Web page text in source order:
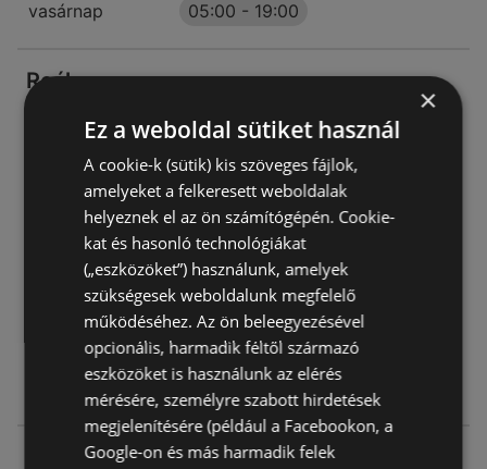
vasárnap
05:00 - 19:00
Reál
2376 Örkény
AJÁNLATOK:
AKCIÓS ÚJSÁGOK:
0
TÁVOLSÁG:
225,85 km
hétfő - péntek
05:30-20:00
szombat
06:00-15:00
06:00- 12:00
×
Ez a weboldal sütiket használ
A cookie-k (sütik) kis szöveges fájlok,
amelyeket a felkeresett weboldalak
helyeznek el az ön számítógépén. Cookie-
kat és hasonló technológiákat
(„eszközöket”) használunk, amelyek
szükségesek weboldalunk megfelelő
működéséhez. Az ön beleegyezésével
opcionális, harmadik féltől származó
eszközöket is használunk az elérés
mérésére, személyre szabott hirdetések
megjelenítésére (például a Facebookon, a
Google-on és más harmadik felek